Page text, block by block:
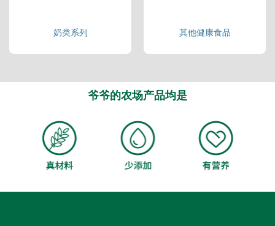
奶类系列 其他健康食品
爷爷的农场产品均是